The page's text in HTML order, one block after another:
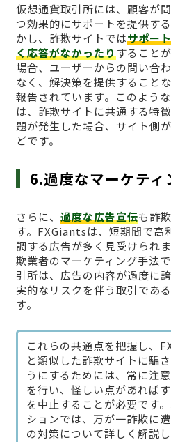
仮想通貨取引所には、顧客が
つ効果的にサポートを提供す
かし、詐欺サイトではサポー
く応答がなかったりすること
場合、ユーザーからの問い合
なく、解決策を提供すること
報告されています。このよう
は、詐欺サイトに共通する特
題が発生した場合、サイト側
どです。
6.過度なマーケティ
さらに、 過度な広告宣伝も詐
す。FXGiantsは、短期間で高
調する広告が多く見受けられ
欺業者のマーケティング手法
引所は、広告の内容が過度に
実的なリスクを伴う取引であ
す。
これらの共通点を把握し、
と類似した詐欺サイトに騙
うにするためには、常に注
を行い、怪しい点があれば
を中止することが必要です
ションでは、万が一詐欺に
の対策について詳しく解説し